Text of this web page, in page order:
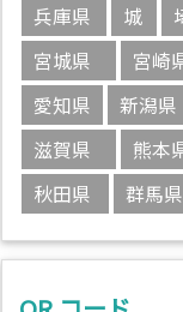
兵庫県
城
宮城県
宮崎
愛知県
新潟県
滋賀県
熊本
秋田県
群馬県